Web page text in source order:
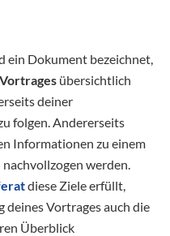
ein Dokument bezeichnet,
übersichtlich
deiner
folgen. Andererseits
Informationen zu einem
werden.
diese Ziele erfüllt,
deines Vortrages auch die
Überblick